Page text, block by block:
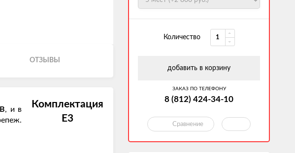
ОТЗЫВЫ
, и в
Комплектация
E3
Количество
добавить в корзину
ЗАКАЗ ПО ТЕЛЕФОНУ
8 (812) 424-34-10
Сравнение